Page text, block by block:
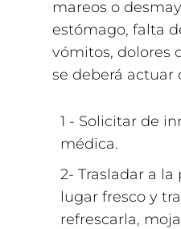
mareos o
estómago, falta
vómitos, dolores
se deberá actuar
- Solicitar de
médica.
- Trasladar a
lugar fresco y
refrescarla,